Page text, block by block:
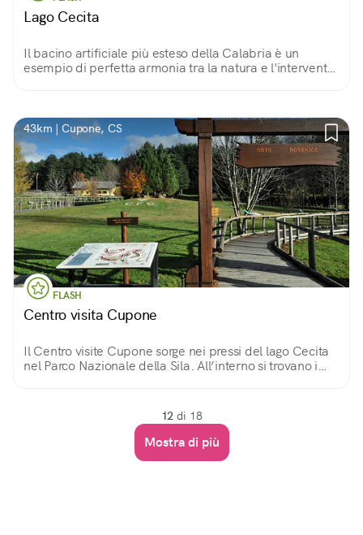
Lago Cecita
Il bacino artificiale più esteso della Calabria è un
esempio di perfetta armonia tra la natura e l'intervento
43km | Cupone, CS
FLASH
Centro visita Cupone
Il Centro visite Cupone sorge nei pressi del lago Cecita
nel Parco Nazionale della Sila. All’interno si trovano i
12 di 18
Mostra di più